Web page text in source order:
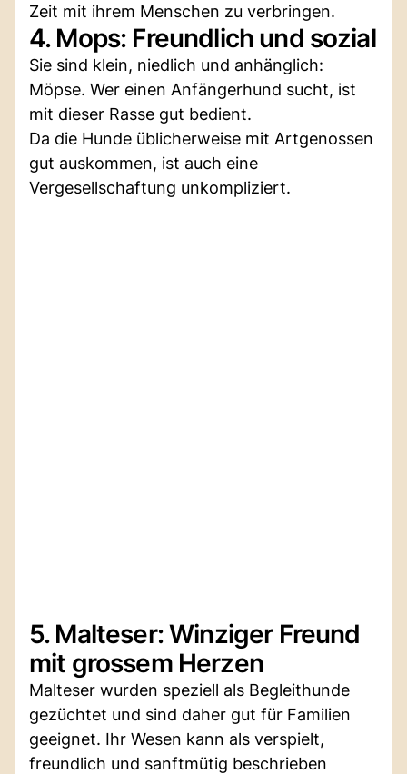
Zeit mit ihrem Menschen zu verbringen.
4. Mops: Freundlich und sozial
Sie sind klein, niedlich und anhänglich:
Möpse. Wer einen Anfängerhund sucht, ist
mit dieser Rasse gut bedient.
Da die Hunde üblicherweise mit Artgenossen
gut auskommen, ist auch eine
Vergesellschaftung unkompliziert.
5. Malteser: Winziger Freund
mit grossem Herzen
Malteser wurden speziell als Begleithunde
gezüchtet und sind daher gut für Familien
geeignet. Ihr Wesen kann als verspielt,
freundlich und sanftmütig beschrieben